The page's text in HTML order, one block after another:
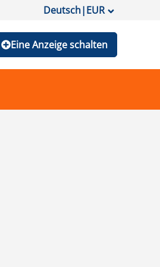
Deutsch|EUR
Eine Anzeige schalten